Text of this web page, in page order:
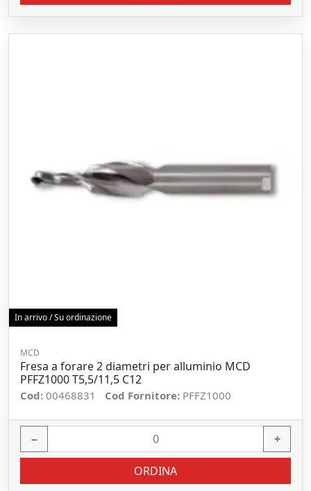
In arrivo / Su ordinazione
MCD
Fresa a forare 2 diametri per alluminio MCD
PFFZ1000 T5,5/11,5 C12
Cod: 00468831 Cod Fornitore: PFFZ1000
− +
ORDINA